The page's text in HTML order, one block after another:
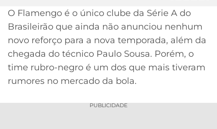
CÓDIGO
DE
INDICAÇÃO
BET365
CÓDIGO
CORINTHIANS
SÃO
PAULO
A
LIBERTADORES
COPA
BRASIL
MERCADO
DA
BOLA
O Flamengo é o único clube da Série A do
Brasileirão que ainda não anunciou nenhum
novo reforço para a nova temporada, além da
chegada do técnico Paulo Sousa. Porém, o
time rubro-negro é um dos que mais tiveram
rumores no mercado da bola.
PUBLICIDADE